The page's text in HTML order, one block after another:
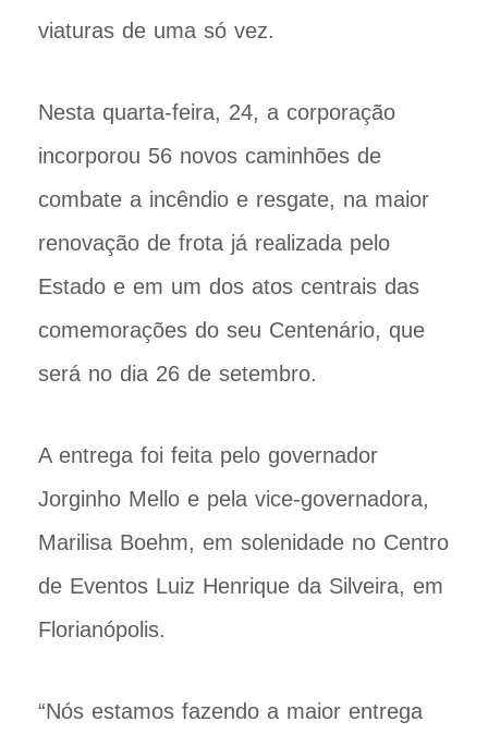
viaturas de uma só vez.
Nesta quarta-feira, 24, a corporação
incorporou 56 novos caminhões de
combate a incêndio e resgate, na maior
renovação de frota já realizada pelo
Estado e em um dos atos centrais das
comemorações do seu Centenário, que
será no dia 26 de setembro.
A entrega foi feita pelo governador
Jorginho Mello e pela vice-governadora,
Marilisa Boehm, em solenidade no Centro
de Eventos Luiz Henrique da Silveira, em
Florianópolis.
“Nós estamos fazendo a maior entrega